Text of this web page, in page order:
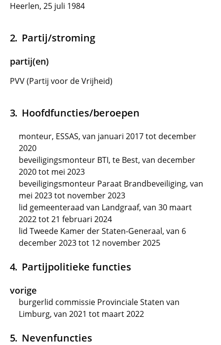
Heerlen, 25 juli 1984
Partij/stroming
partij(en)
PVV (Partij voor de Vrijheid)
Hoofdfuncties/beroepen
monteur, ESSAS, van januari 2017 tot december
2020
beveiligingsmonteur BTI, te Best, van december
2020 tot mei 2023
beveiligingsmonteur Paraat Brandbeveiliging, van
mei 2023 tot november 2023
lid gemeenteraad van Landgraaf, van 30 maart
2022 tot 21 februari 2024
lid Tweede Kamer der Staten-Generaal, van 6
december 2023 tot 12 november 2025
Partijpolitieke functies
vorige
burgerlid commissie Provinciale Staten van
Limburg, van 2021 tot maart 2022
Nevenfuncties